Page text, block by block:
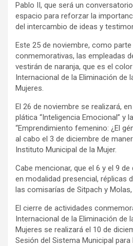
Pablo II, que será un
espacio para reforzar la
del intercambio de ideas y
Este 25 de noviembre, como
conmemorativas, las empleadas
vestirán de naranja, que es el
Internacional de la Eliminación de
Mujeres.
El 26 de noviembre se realizará,
plática “Inteligencia Emocional” y
“Emprendimiento femenino: ¿El
al cabo el 3 de diciembre de
Instituto Municipal de la Mujer.
Cabe mencionar, que el 6 y el 9
en modalidad presencial, réplicas
las comisarías de Sitpach y
El cierre de actividades
Internacional de la Eliminación de
Mujeres se realizará el 10 de
Sesión del Sistema Municipal para